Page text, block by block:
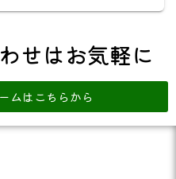
せはお気軽に
ムはこちらから